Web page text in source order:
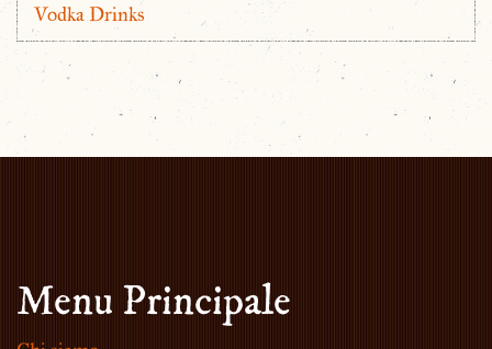
Vodka Drinks
Menu Principale